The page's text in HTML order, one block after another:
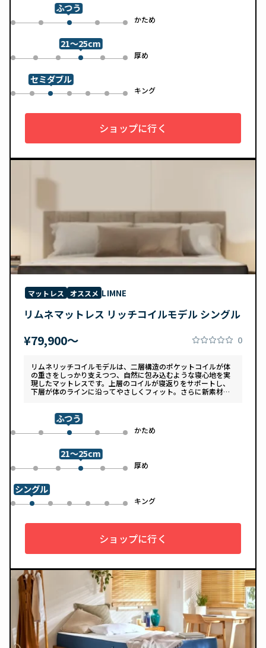
ンで、カバーは自宅で洗濯可能。清潔さと快適さの両方を追求
した一枚です。
0 1 2
ふつう
3 かため
4
0 1 2 3
21～25cm
4 厚め
5
0 1 2
セミダブル
3 4 5 キング
6
ショップに行く
マットレス オススメ LIMNE
リムネマットレス リッチコイルモデル シングル
¥79,900〜 0
リムネリッチコイルモデルは、二層構造のポケットコイルが体
の重さをしっかり支えつつ、自然に包み込むような寝心地を実
現したマットレスです。上層のコイルが寝返りをサポートし、
下層が体のラインに沿ってやさしくフィット。さらに新素材
ンで、カバーは自宅で洗濯可能。清潔さと快適さの両方を追求
した一枚です。
0 1 2
ふつう
3 かため
4
0 1 2 3
21～25cm
4 厚め
5
0 1
シングル
2 3 4 5 キング
6
ショップに行く